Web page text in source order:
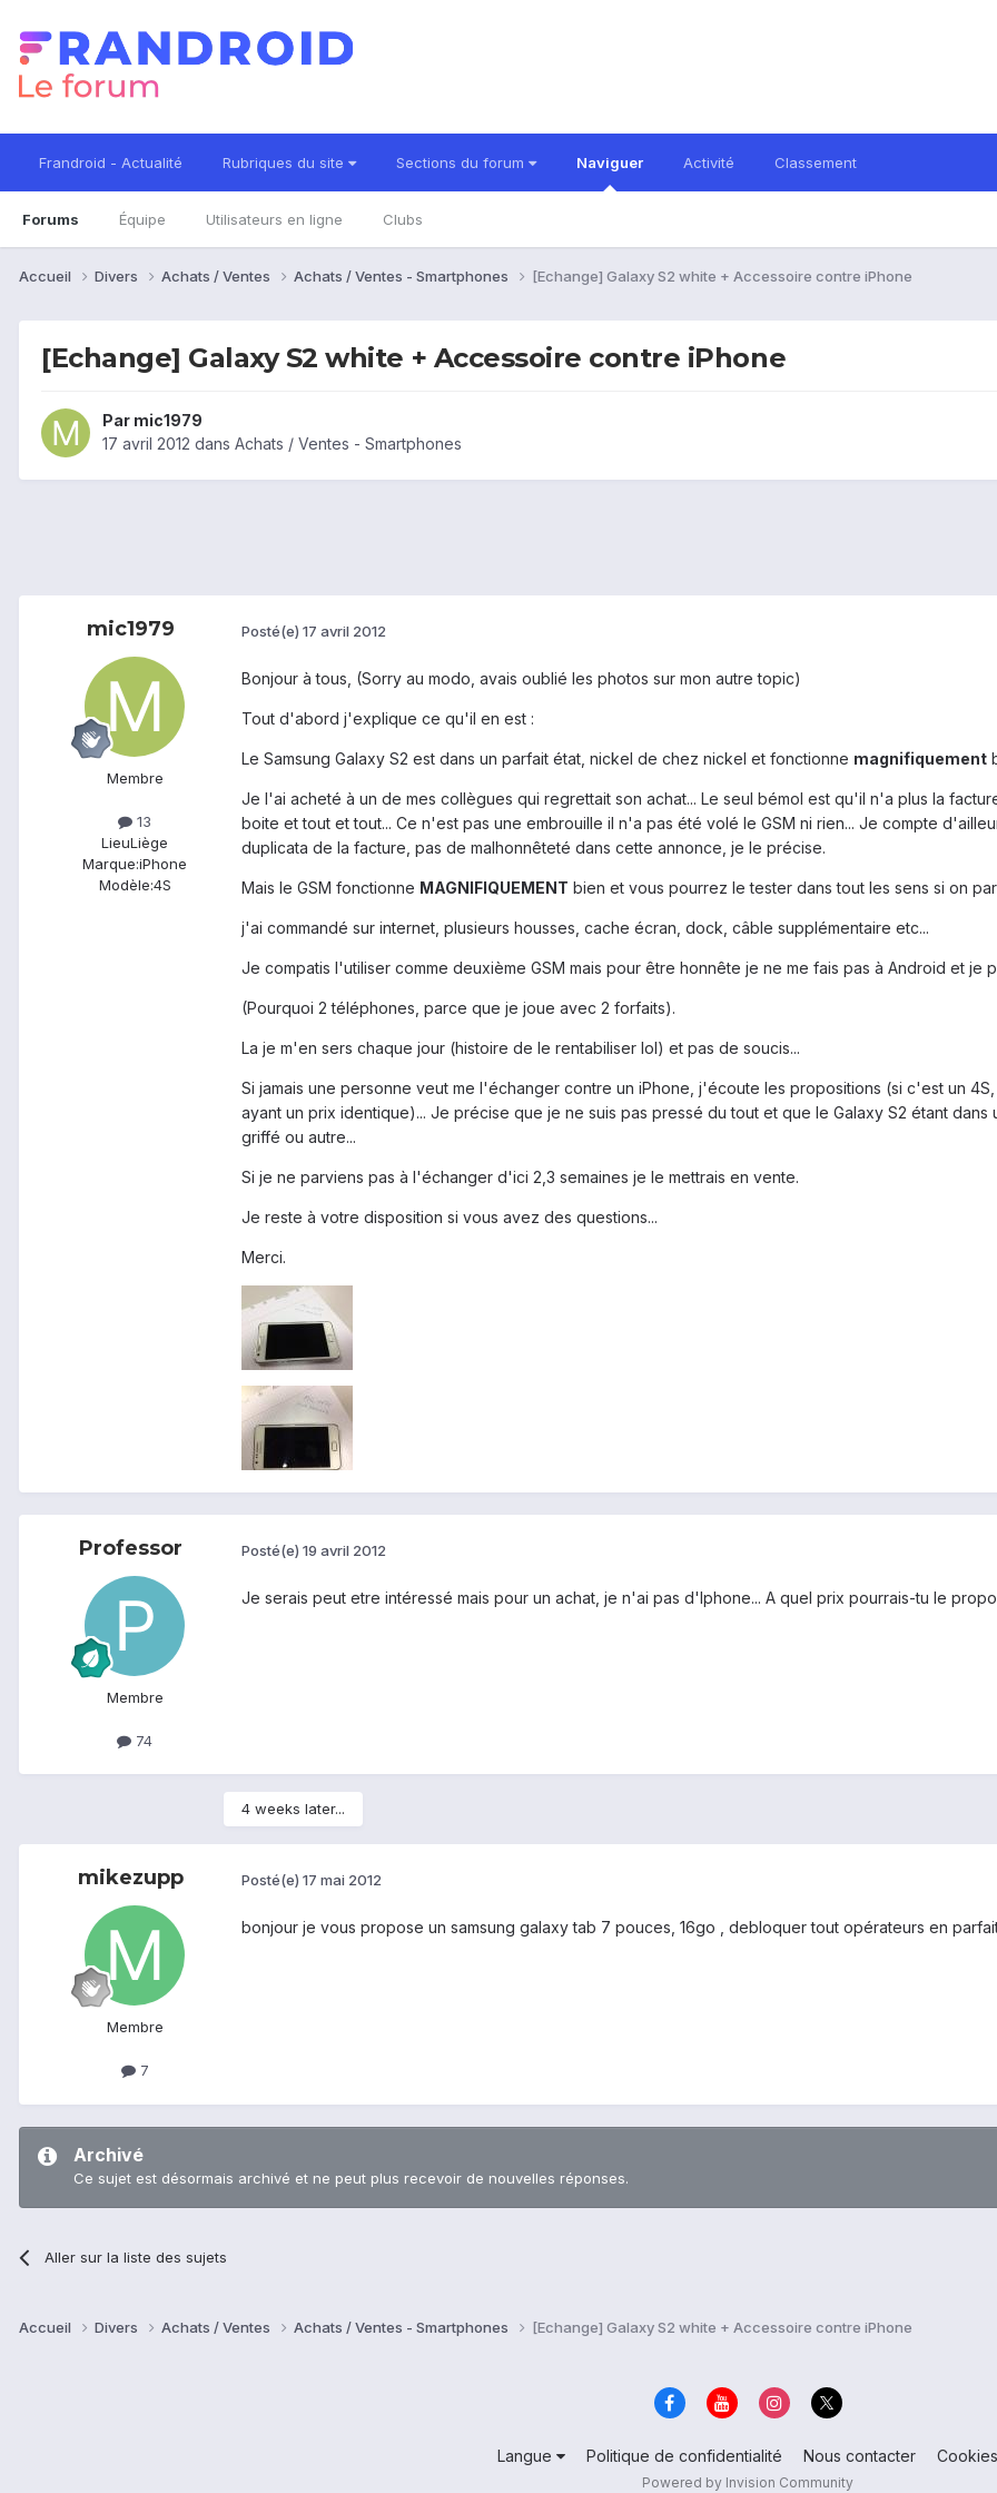
Frandroid - Actualité Rubriques du site Sections du forum Naviguer
Forums Équipe Utilisateurs en ligne Clubs
Activité Classement
Accueil Divers Achats / Ventes Achats / Ventes - Smartphones [Echange] Galaxy S2 white + Accessoire contre iPhone
[Echange] Galaxy S2 white + Accessoire contre iPhone
Par mic1979
17 avril 2012 dans Achats / Ventes - Smartphones
mic1979
Membre
13
LieuLiège
Marque:iPhone
Modèle:4S
Posté(e) 17 avril 2012
Bonjour à tous, (Sorry au modo, avais oublié les photos sur mon autre topic)
Tout d'abord j'explique ce qu'il en est :
Le Samsung Galaxy S2 est dans un parfait état, nickel de chez nickel et fonctionne magnifiquement
Je l'ai acheté à un de mes collègues qui regrettait son achat... Le seul bémol est qu'il n'a plus la
boite et tout et tout... Ce n'est pas une embrouille il n'a pas été volé le GSM ni rien... Je compte
duplicata de la facture, pas de malhonnêteté dans cette annonce, je le précise.
Mais le GSM fonctionne MAGNIFIQUEMENT bien et vous pourrez le tester dans tout les sens si on
j'ai commandé sur internet, plusieurs housses, cache écran, dock, câble supplémentaire etc...
Je compatis l'utiliser comme deuxième GSM mais pour être honnête je ne me fais pas à Android et je
(Pourquoi 2 téléphones, parce que je joue avec 2 forfaits).
La je m'en sers chaque jour (histoire de le rentabiliser lol) et pas de soucis...
Si jamais une personne veut me l'échanger contre un iPhone, j'écoute les propositions (si c'est un
ayant un prix identique)... Je précise que je ne suis pas pressé du tout et que le Galaxy S2 étant
griffé ou autre...
Si je ne parviens pas à l'échanger d'ici 2,3 semaines je le mettrais en vente.
Je reste à votre disposition si vous avez des questions...
Merci.
Professor
Membre
74
Posté(e) 19 avril 2012
Je serais peut etre intéressé mais pour un achat, je n'ai pas d'Iphone... A quel prix pourrais-tu le
4 weeks later...
mikezupp
Membre
7
Posté(e) 17 mai 2012
bonjour je vous propose un samsung galaxy tab 7 pouces, 16go , debloquer tout opérateurs en
Archivé
Ce sujet est désormais archivé et ne peut plus recevoir de nouvelles réponses.
Aller sur la liste des sujets
Accueil Divers Achats / Ventes Achats / Ventes - Smartphones [Echange] Galaxy S2 white + Accessoire contre iPhone
Langue Politique de confidentialité Nous contacter Cookies
Powered by Invision Community